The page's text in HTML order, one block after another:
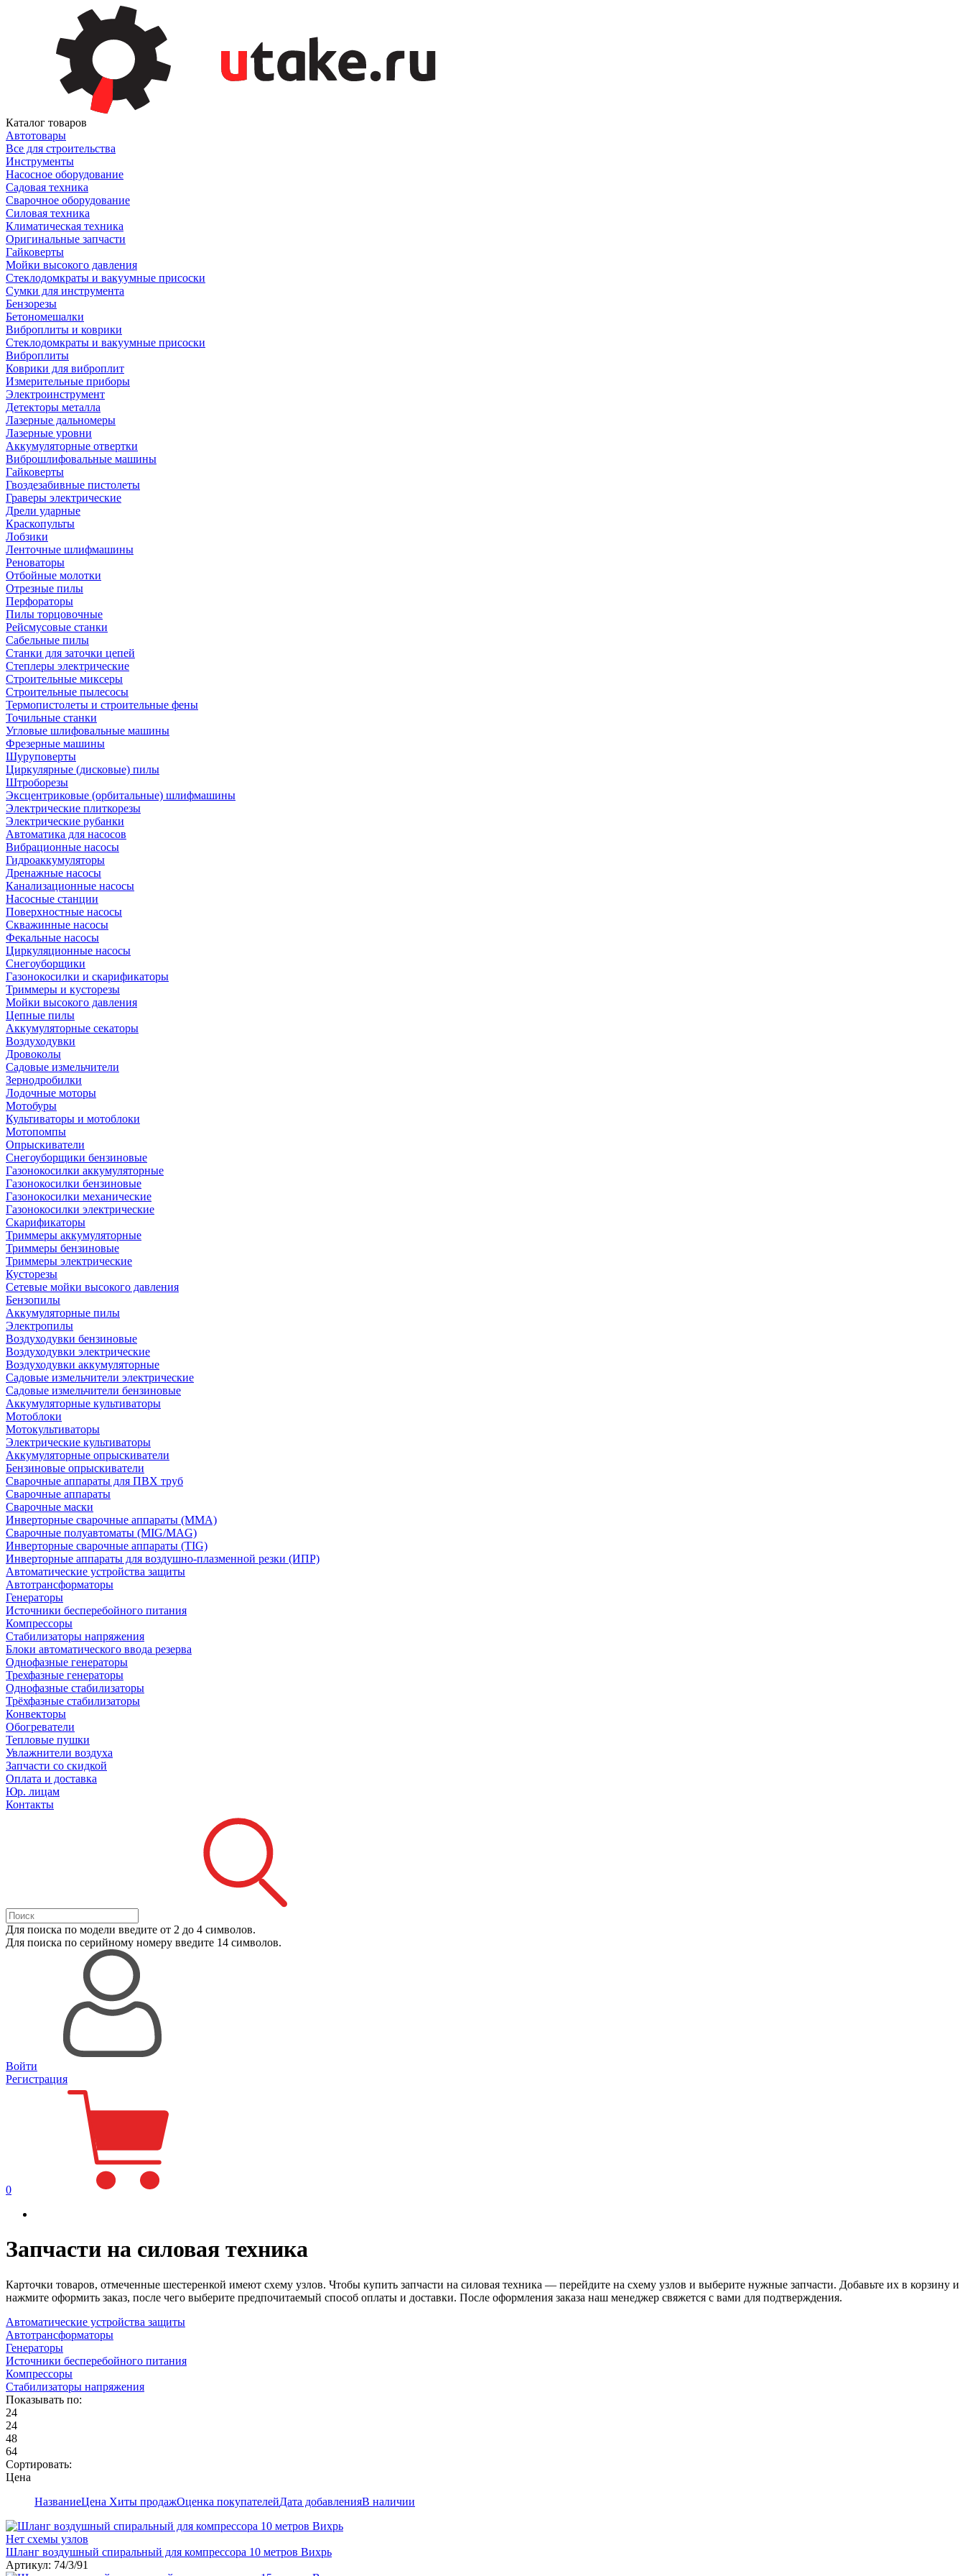
Каталог товаров
Автотовары
Все для строительства
Инструменты
Насосное оборудование
Садовая техника
Сварочное оборудование
Силовая техника
Климатическая техника
Оригинальные запчасти
Гайковерты
Мойки высокого давления
Стеклодомкраты и вакуумные присоски
Сумки для инструмента
Бензорезы
Бетономешалки
Виброплиты и коврики
Стеклодомкраты и вакуумные присоски
Виброплиты
Коврики для виброплит
Измерительные приборы
Электроинструмент
Детекторы металла
Лазерные дальномеры
Лазерные уровни
Аккумуляторные отвертки
Виброшлифовальные машины
Гайковерты
Гвоздезабивные пистолеты
Граверы электрические
Дрели ударные
Краскопульты
Лобзики
Ленточные шлифмашины
Реноваторы
Отбойные молотки
Отрезные пилы
Перфораторы
Пилы торцовочные
Рейсмусовые станки
Сабельные пилы
Станки для заточки цепей
Степлеры электрические
Строительные миксеры
Строительные пылесосы
Термопистолеты и строительные фены
Точильные станки
Угловые шлифовальные машины
Фрезерные машины
Шуруповерты
Циркулярные (дисковые) пилы
Штроборезы
Эксцентриковые (орбитальные) шлифмашины
Электрические плиткорезы
Электрические рубанки
Автоматика для насосов
Вибрационные насосы
Гидроаккумуляторы
Дренажные насосы
Канализационные насосы
Насосные станции
Поверхностные насосы
Скважинные насосы
Фекальные насосы
Циркуляционные насосы
Снегоуборщики
Газонокосилки и скарификаторы
Триммеры и кусторезы
Мойки высокого давления
Цепные пилы
Аккумуляторные секаторы
Воздуходувки
Дровоколы
Садовые измельчители
Зернодробилки
Лодочные моторы
Мотобуры
Культиваторы и мотоблоки
Мотопомпы
Опрыскиватели
Снегоуборщики бензиновые
Газонокосилки аккумуляторные
Газонокосилки бензиновые
Газонокосилки механические
Газонокосилки электрические
Скарификаторы
Триммеры аккумуляторные
Триммеры бензиновые
Триммеры электрические
Кусторезы
Сетевые мойки высокого давления
Бензопилы
Аккумуляторные пилы
Электропилы
Воздуходувки бензиновые
Воздуходувки электрические
Воздуходувки аккумуляторные
Садовые измельчители электрические
Садовые измельчители бензиновые
Аккумуляторные культиваторы
Мотоблоки
Мотокультиваторы
Электрические культиваторы
Аккумуляторные опрыскиватели
Бензиновые опрыскиватели
Сварочные аппараты для ПВХ труб
Сварочные аппараты
Сварочные маски
Инверторные сварочные аппараты (ММА)
Сварочные полуавтоматы (MIG/MAG)
Инверторные сварочные аппараты (TIG)
Инверторные аппараты для воздушно-плазменной резки (ИПР)
Автоматические устройства защиты
Автотрансформаторы
Генераторы
Источники бесперебойного питания
Компрессоры
Стабилизаторы напряжения
Блоки автоматического ввода резерва
Однофазные генераторы
Трехфазные генераторы
Однофазные стабилизаторы
Трёхфазные стабилизаторы
Конвекторы
Обогреватели
Тепловые пушки
Увлажнители воздуха
Запчасти со скидкой
Оплата и доставка
Юр. лицам
Контакты
Для поиска по модели введите от 2 до 4 символов.
Для поиска по серийному номеру введите 14 символов.
Войти
Регистрация
0
Запчасти на силовая техника
Карточки товаров, отмеченные шестеренкой имеют схему узлов. Чтобы купить запчасти на силовая техника — перейдите на схему узлов и выберите нужные запчасти. Добавьте их в корзину и
нажмите оформить заказ, после чего выберите предпочитаемый способ оплаты и доставки. После оформления заказа наш менеджер свяжется с вами для подтверждения.
Автоматические устройства защиты
Автотрансформаторы
Генераторы
Источники бесперебойного питания
Компрессоры
Стабилизаторы напряжения
Показывать по:
24
24
48
64
Сортировать:
Цена
НазваниеЦена Хиты продажОценка покупателейДата добавленияВ наличии
Нет схемы узлов
Шланг воздушный спиральный для компрессора 10 метров Вихрь
Артикул: 74/3/91